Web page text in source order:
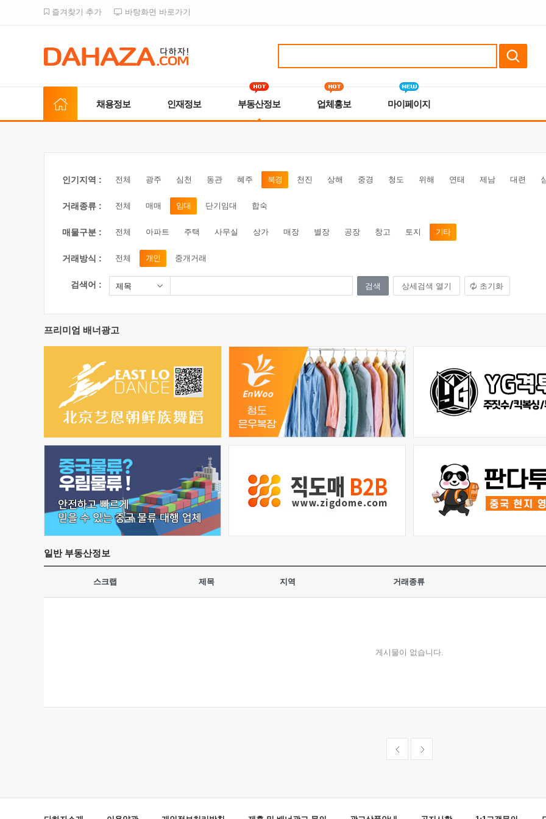
즐겨찾기 추가 바탕화면 바로가기
채용정보 인재정보 부동산정보 업체홍보 마이페이지
인기지역 : 전체 광주 심천 동관 혜주 북경 천진 상해 중경 청도 위해 연태 제남 대련
거래종류 : 전체 매매 임대 단기임대 합숙
매물구분 : 전체 아파트 주택 사무실 상가 매장 별장 공장 창고 토지 기타
거래방식 : 전체 개인 중개거래
검색어 : 제목 상세검색 열기 초기화
프리미엄 배너광고
일반부동산정보
스크랩 제목 지역 거래종류
게시물이 없습니다.